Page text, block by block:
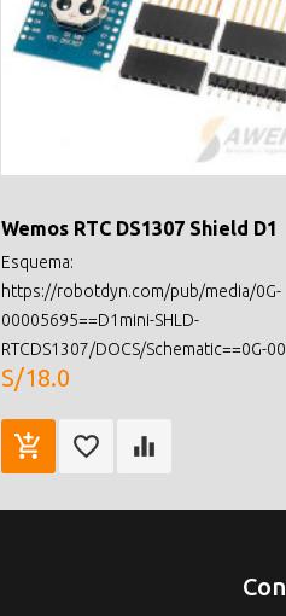
Wemos RTC DS1307 Shield D1
Esquema:
https://robotdyn.com/pub/media/0G-
00005695==D1mini-SHLD-
RTCDS1307/DOCS/Schematic==0G-
S/18.0